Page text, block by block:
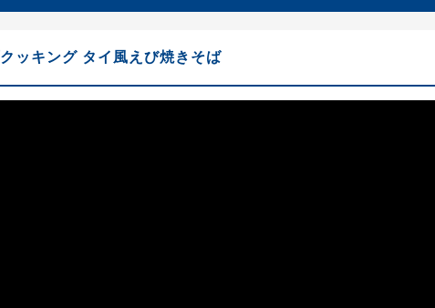
ッキング タイ風えび焼きそば